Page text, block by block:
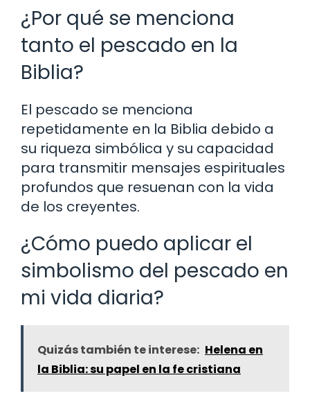
¿Por qué se menciona
tanto el pescado en la
Biblia?
El pescado se menciona
repetidamente en la Biblia debido a
su riqueza simbólica y su capacidad
para transmitir mensajes espirituales
profundos que resuenan con la vida
de los creyentes.
¿Cómo puedo aplicar el
simbolismo del pescado en
mi vida diaria?
Quizás también te interese: Helena en
la Biblia: su papel en la fe cristiana